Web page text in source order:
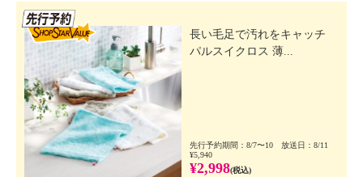
長い毛足で汚れをキャッチ
パルスイクロス 薄...
先行予約期間：8/7〜10 放送日：8/11
¥5,940
¥2,998(税込)